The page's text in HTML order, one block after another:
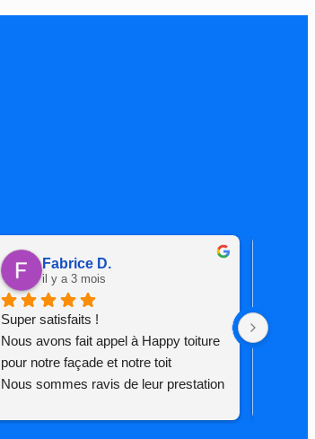
Fabrice D.
il y a 3 mois
Super satisfaits !
Nous avons fait appel à Happy toiture
pour notre façade et notre toit
Nous sommes ravis de leur prestation
Super équipe ! Très pro !
J ai fait